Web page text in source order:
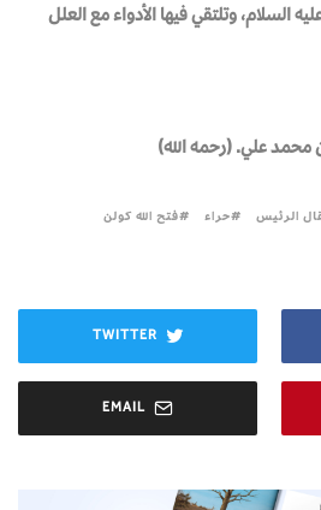
السلام، وتلتقي فيها الأدواء مع العلل
محمد علي. (رحمه الله)
الرئيس حراء
فتح الله كولن
TWITTER
EMAIL